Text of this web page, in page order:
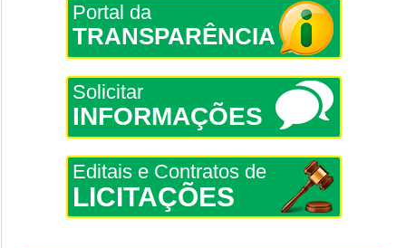
Portal da
TRANSPARÊNCIA
Solicitar
INFORMAÇÕES
Editais e Contratos de
LICITAÇÕES